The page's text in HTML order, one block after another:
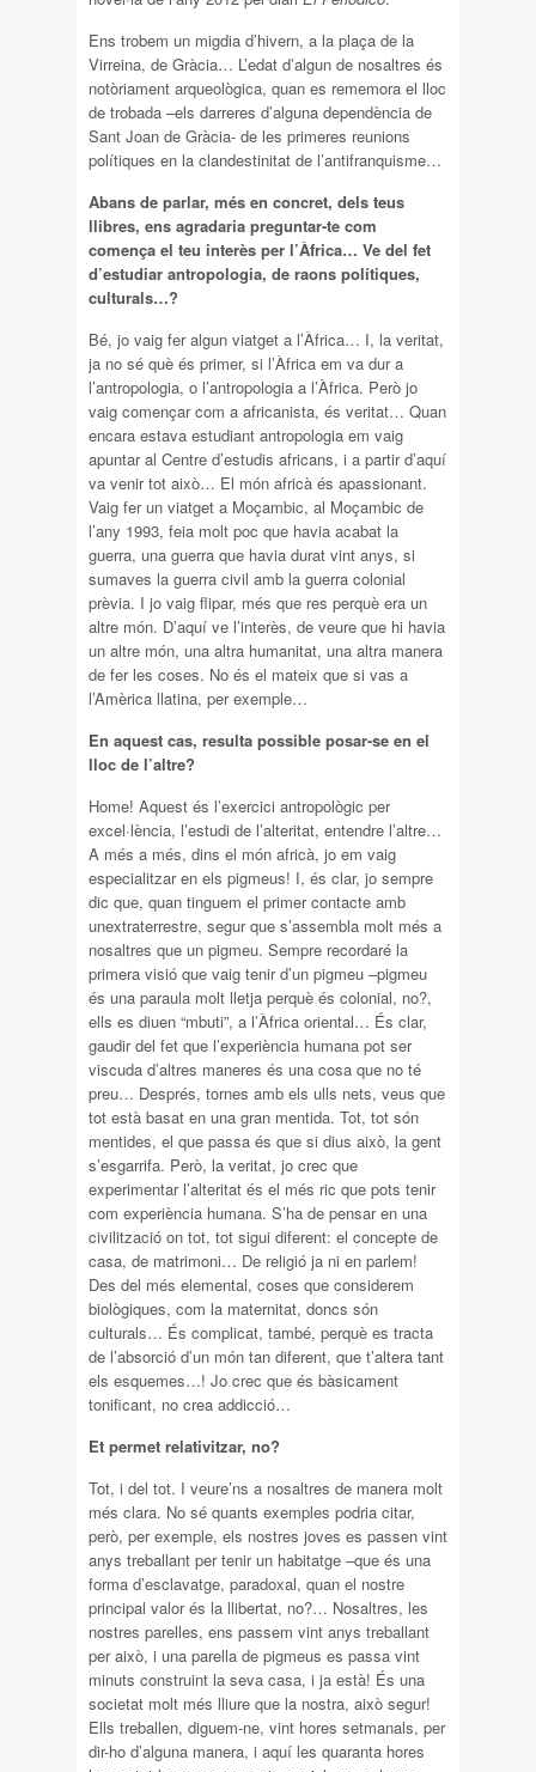
Ens trobem un migdia d’hivern, a la plaça de la
Virreina, de Gràcia… L’edat d’algun de nosaltres és
notòriament arqueològica, quan es rememora el lloc
de trobada –els darreres d’alguna dependència de
Sant Joan de Gràcia- de les primeres reunions
polítiques en la clandestinitat de l’antifranquisme…
Abans de parlar, més en concret, dels teus
llibres, ens agradaria preguntar-te com
comença el teu interès per l’Àfrica… Ve del fet
d’estudiar antropologia, de raons polítiques,
culturals…?
Bé, jo vaig fer algun viatget a l’Àfrica… I, la veritat,
ja no sé què és primer, si l’Àfrica em va dur a
l’antropologia, o l’antropologia a l’Àfrica. Però jo
vaig començar com a africanista, és veritat… Quan
encara estava estudiant antropologia em vaig
apuntar al Centre d’estudis africans, i a partir d’aquí
va venir tot això… El món africà és apassionant.
Vaig fer un viatget a Moçambic, al Moçambic de
l’any 1993, feia molt poc que havia acabat la
guerra, una guerra que havia durat vint anys, si
sumaves la guerra civil amb la guerra colonial
prèvia. I jo vaig flipar, més que res perquè era un
altre món. D’aquí ve l’interès, de veure que hi havia
un altre món, una altra humanitat, una altra manera
de fer les coses. No és el mateix que si vas a
l’Amèrica llatina, per exemple…
En aquest cas, resulta possible posar-se en el
lloc de l’altre?
Home! Aquest és l’exercici antropològic per
excel·lència, l’estudi de l’alteritat, entendre l’altre…
A més a més, dins el món africà, jo em vaig
especialitzar en els pigmeus! I, és clar, jo sempre
dic que, quan tinguem el primer contacte amb
unextraterrestre, segur que s’assembla molt més a
nosaltres que un pigmeu. Sempre recordaré la
primera visió que vaig tenir d’un pigmeu –pigmeu
és una paraula molt lletja perquè és colonial, no?,
ells es diuen “mbuti”, a l’Àfrica oriental… És clar,
gaudir del fet que l’experiència humana pot ser
viscuda d’altres maneres és una cosa que no té
preu… Després, tornes amb els ulls nets, veus que
tot està basat en una gran mentida. Tot, tot són
mentides, el que passa és que si dius això, la gent
s’esgarrifa. Però, la veritat, jo crec que
experimentar l’alteritat és el més ric que pots tenir
com experiència humana. S’ha de pensar en una
civilització on tot, tot sigui diferent: el concepte de
casa, de matrimoni… De religió ja ni en parlem!
Des del més elemental, coses que considerem
biològiques, com la maternitat, doncs són
culturals… És complicat, també, perquè es tracta
de l’absorció d’un món tan diferent, que t’altera tant
els esquemes…! Jo crec que és bàsicament
tonificant, no crea addicció…
Et permet relativitzar, no?
Tot, i del tot. I veure’ns a nosaltres de manera molt
més clara. No sé quants exemples podria citar,
però, per exemple, els nostres joves es passen vint
anys treballant per tenir un habitatge –que és una
forma d’esclavatge, paradoxal, quan el nostre
principal valor és la llibertat, no?… Nosaltres, les
nostres parelles, ens passem vint anys treballant
per això, i una parella de pigmeus es passa vint
minuts construint la seva casa, i ja està! És una
societat molt més lliure que la nostra, això segur!
Ells treballen, diguem-ne, vint hores setmanals, per
dir-ho d’alguna manera, i aquí les quaranta hores